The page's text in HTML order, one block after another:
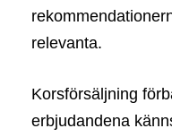
relevanta.
Korsförsäljning
erbjudandena